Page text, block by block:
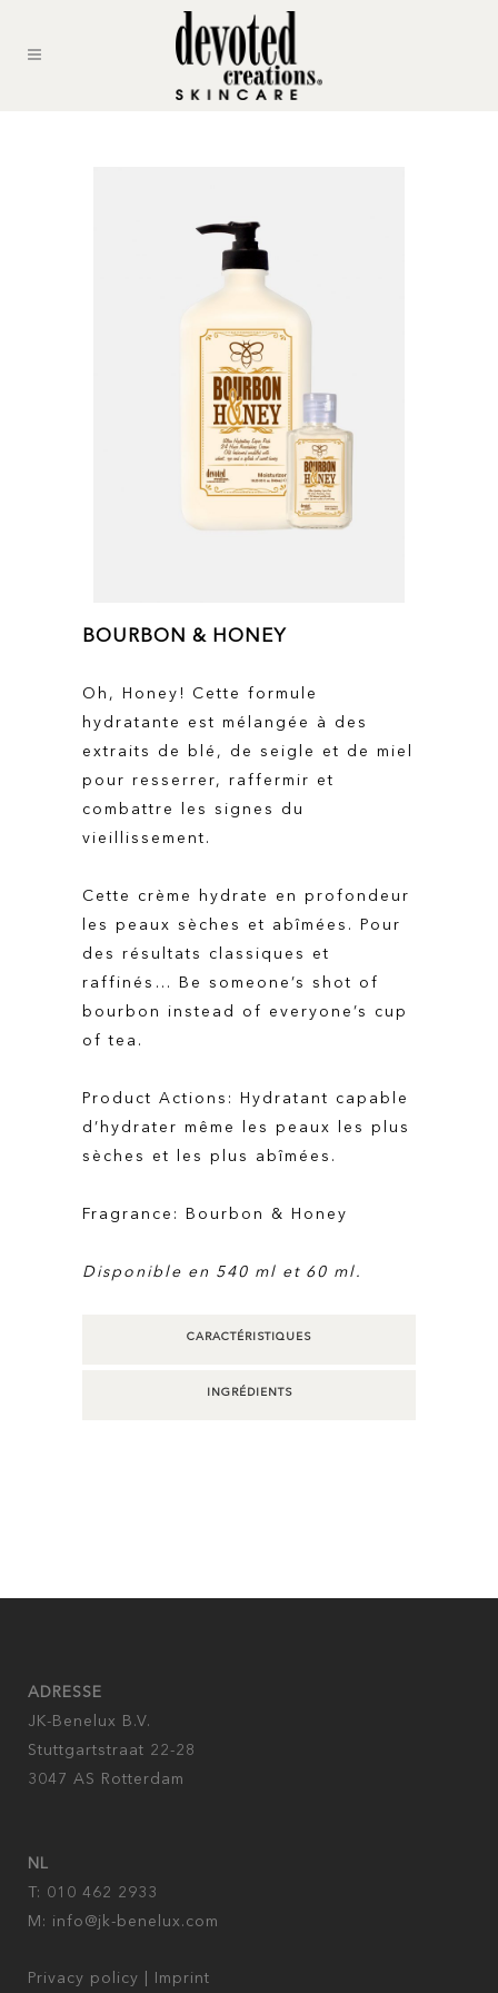
BOURBON & HONEY
Oh, Honey! Cette formule
hydratante est mélangée à des
extraits de blé, de seigle et de miel
pour resserrer, raffermir et
combattre les signes du
vieillissement.
Cette crème hydrate en profondeur
les peaux sèches et abîmées. Pour
des résultats classiques et
raffinés… Be someone’s shot of
bourbon instead of everyone’s cup
of tea.
Product Actions: Hydratant capable
d’hydrater même les peaux les plus
sèches et les plus abîmées.
Fragrance: Bourbon & Honey
Disponible en 540 ml et 60 ml.
CARACTÉRISTIQUES
INGRÉDIENTS
ADRESSE
JK-Benelux B.V.
Stuttgartstraat 22-28
3047 AS Rotterdam
NL
T: 010 462 2933
M: info@jk-benelux.com
Privacy policy Imprint